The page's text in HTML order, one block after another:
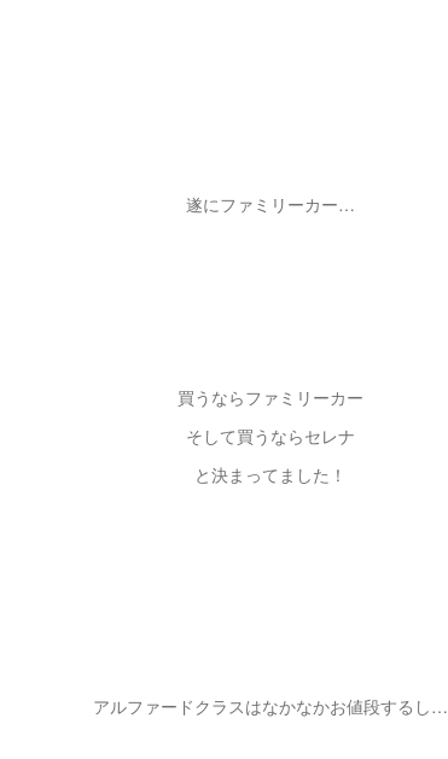
遂にファミリーカー…
買うならファミリーカー
そして買うならセレナ
と決まってました！
アルファードクラスはなかなかお値段するし…